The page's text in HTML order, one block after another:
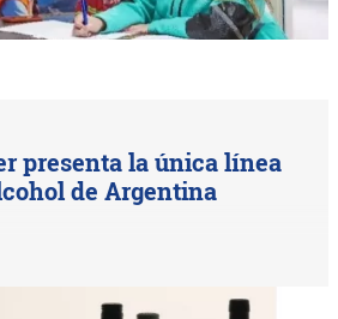
presenta la única línea
de Argentina